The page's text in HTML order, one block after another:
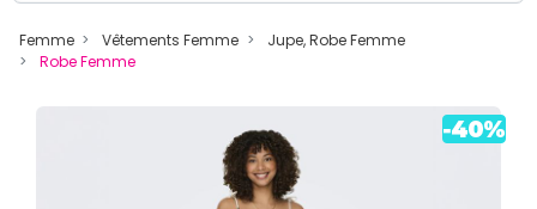
Femme Vêtements Femme
Jupe, Robe Femme
Robe Femme